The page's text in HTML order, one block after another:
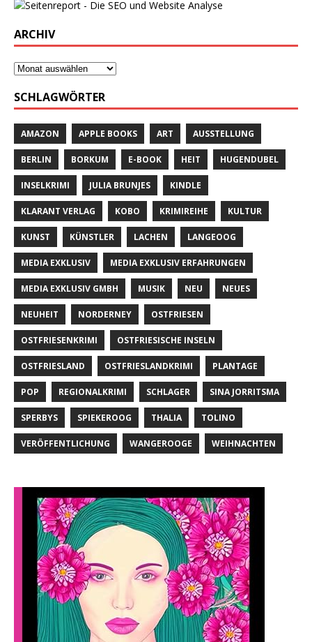
ARCHIV
SCHLAGWÖRTER
AMAZON APPLE BOOKS ART AUSSTELLUNG
BERLIN BORKUM E-BOOK HEIT HUGENDUBEL
INSELKRIMI JULIA BRUNJES KINDLE
KLARANT VERLAG KOBO KRIMIREIHE KULTUR
KUNST KÜNSTLER LACHEN LANGEOOG
MEDIA EXKLUSIV MEDIA EXKLUSIV ERFAHRUNGEN
MEDIA EXKLUSIV GMBH MUSIK NEU NEUES
NEUHEIT NORDERNEY OSTFRIESEN
OSTFRIESENKRIMI OSTFRIESISCHE INSELN
OSTFRIESLAND OSTFRIESLANDKRIMI PLANTAGE
POP REGIONALKRIMI SCHLAGER SINA JORRITSMA
SPERBYS SPIEKEROOG THALIA TOLINO
VERÖFFENTLICHUNG WANGEROOGE WEIHNACHTEN